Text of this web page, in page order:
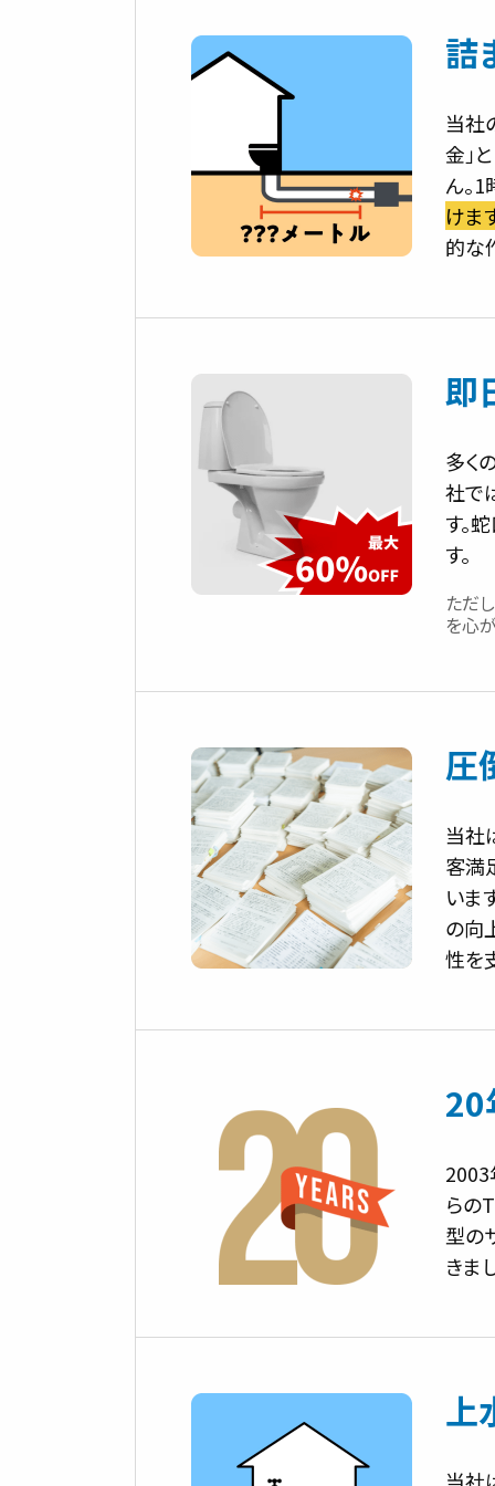
詰
当社
金」
ん。
けま
的な
即
多く
社で
す。
す。
ただ
を心
圧
当社
客満
いま
の向
性を
20
2003
らの
型の
きま
上